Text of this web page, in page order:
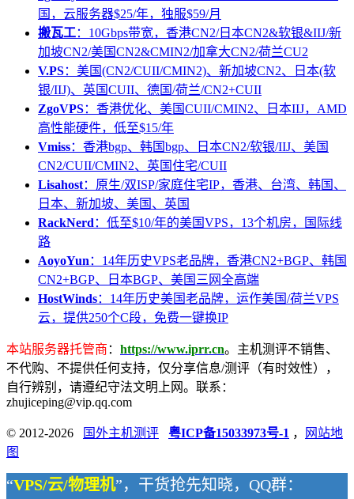
国，云服务器$25/年，独服$59/月
搬瓦工：10Gbps带宽，香港CN2/日本CN2&软银&IIJ/新
加坡CN2/美国CN2&CMIN2/加拿大CN2/荷兰CU2
V.PS：美国(CN2/CUII/CMIN2)、新加坡CN2、日本(软
银/IIJ)、英国CUII、德国/荷兰/CN2+CUII
ZgoVPS：香港优化、美国CUII/CMIN2、日本IIJ，AMD
高性能硬件，低至$15/年
Vmiss：香港bgp、韩国bgp、日本CN2/软银/IIJ、美国
CN2/CUII/CMIN2、英国住宅/CUII
Lisahost：原生/双ISP/家庭住宅IP，香港、台湾、韩国、
日本、新加坡、美国、英国
RackNerd ：低至$10/年的美国VPS，13个机房，国际线
路
AoyoYun ：14年历史VPS老品牌，香港CN2+BGP、韩国
CN2+BGP、日本BGP、美国三网全高端
HostWinds：14年历史美国老品牌，运作美国/荷兰VPS
云，提供250个C段，免费一键换IP
本站服务器托管商 ： https://www.iprr.cn。主机测评不销售、
不代购、不提供任何支持，仅分享信息/测评（有时效性），
自行辨别，请遵纪守法文明上网。联系：
zhujiceping@vip.qq.com
© 2012-2026 国外主机测评 粤ICP备15033973号-1 ，
网站地
图
“VPS/云/物理机”，干货抢先知晓，QQ群：